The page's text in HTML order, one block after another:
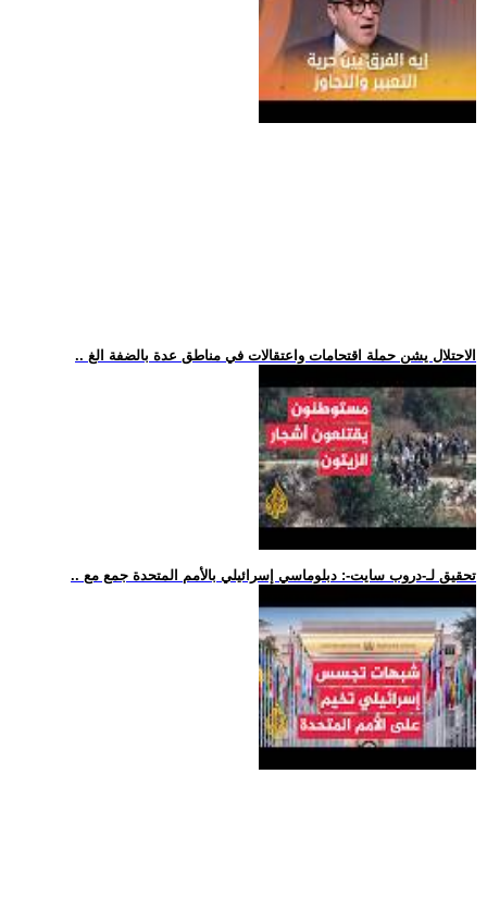
.. الاحتلال يشن حملة اقتحامات واعتقالات في مناطق عدة بالضفة الغ
.. تحقيق لـ-دروب سايت-: دبلوماسي إسرائيلي بالأمم المتحدة جمع مع